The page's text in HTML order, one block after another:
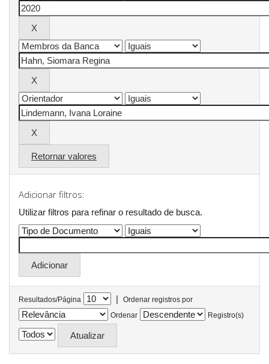
Retornar valores
Adicionar filtros:
Utilizar filtros para refinar o resultado de busca.
Resultados/Página |
Ordenar registros por
Ordenar
Registro(s)